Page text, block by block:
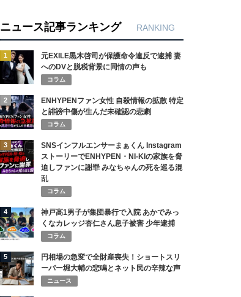
ニュース記事ランキング RANKING
1
元EXILE黒木啓司が保護命令違反で逮捕 妻
へのDVと脱税背景に同情の声も
コラム
2
ENHYPENファン女性 自殺情報の拡散 特定
と誹謗中傷が生んだ未確認の悲劇
コラム
3
SNSインフルエンサーまぁくん Instagram
ストーリーでENHYPEN・NI-KIの家族を脅
迫しファンに謝罪 みなちゃんの死を巡る混
乱
コラム
4
神戸高1男子が集団暴行で入院 あかでみっ
くなカレッジ杏仁さん息子被害 少年逮捕
コラム
5
円相場の急変で全財産喪失！ショートスリ
ーパー堀大輔の悲鳴とネット民の辛辣な声
ニュース